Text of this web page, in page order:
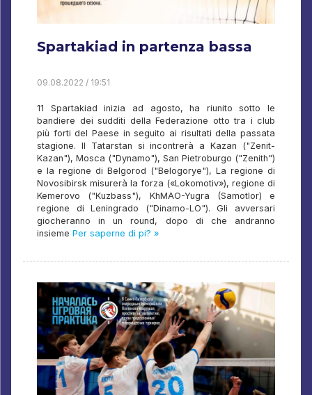
Spartakiad in partenza bassa
09.08.2022 / 19:51
11 Spartakiad inizia ad agosto, ha riunito sotto le
bandiere dei sudditi della Federazione otto tra i club
più forti del Paese in seguito ai risultati della passata
stagione. Il Tatarstan si incontrerà a Kazan ("Zenit-
Kazan"), Mosca ("Dynamo"), San Pietroburgo ("Zenith")
e la regione di Belgorod ("Belogorye"), La regione di
Novosibirsk misurerà la forza («Lokomotiv»), regione di
Kemerovo ("Kuzbass"), KhMAO-Yugra (Samotlor) e
regione di Leningrado ("Dinamo-LO"). Gli avversari
giocheranno in un round, dopo di che andranno
insieme Per saperne di pi? »